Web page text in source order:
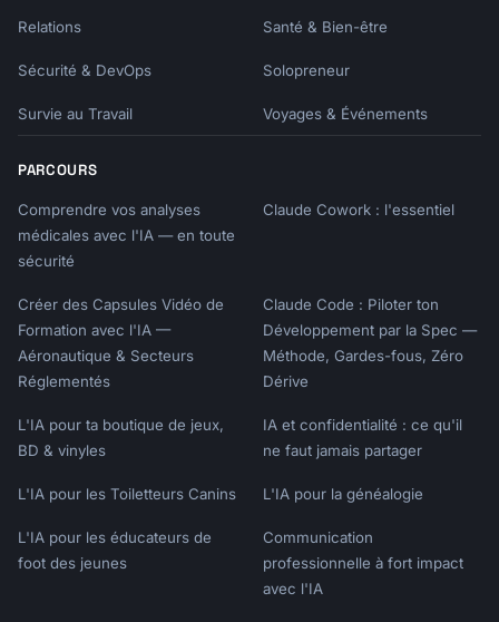
|----------|---------------|-------|---------
-|
| P1 | | | |
| P2 | | | |
---
## Appendix
### Methodology Notes
### Full Theme List
```
### Customer Communication Templates
**Acknowledging Feedback**
Subject: We heard you, {{customer_name}}!
Relations Santé & Bien-être
Sécurité & DevOps Solopreneur
Survie au Travail Voyages & Événements
PARCOURS
Comprendre vos analyses
médicales avec l'IA — en toute
sécurité
Claude Cowork : l'essentiel
Créer des Capsules Vidéo de
Formation avec l'IA —
Aéronautique & Secteurs
Réglementés
Claude Code : Piloter ton
Développement par la Spec —
Méthode, Gardes-fous, Zéro
Dérive
L'IA pour ta boutique de jeux,
BD & vinyles
IA et confidentialité : ce qu'il
ne faut jamais partager
L'IA pour les Toiletteurs Canins L'IA pour la généalogie
L'IA pour les éducateurs de
foot des jeunes
Communication
professionnelle à fort impact
avec l'IA